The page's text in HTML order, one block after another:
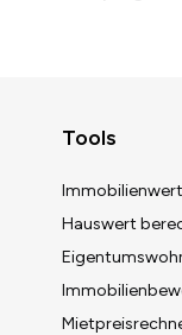
Tools
Hauswert